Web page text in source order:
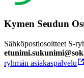
Kymen Seudun
Sähköpostiosoitteet S-
ryhmän asiakaspalvelu